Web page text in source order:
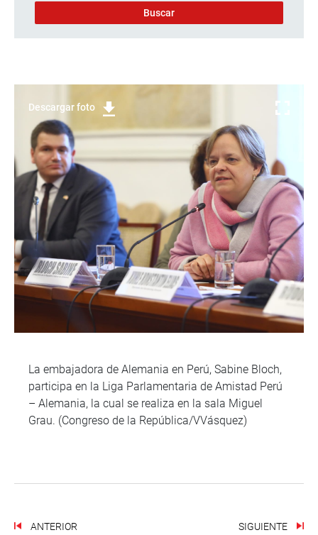
Descargar foto
La embajadora de Alemania en Perú, Sabine Bloch,
participa en la Liga Parlamentaria de Amistad Perú
– Alemania, la cual se realiza en la sala Miguel
Grau. (Congreso de la República/VVásquez)
ANTERIOR SIGUIENTE